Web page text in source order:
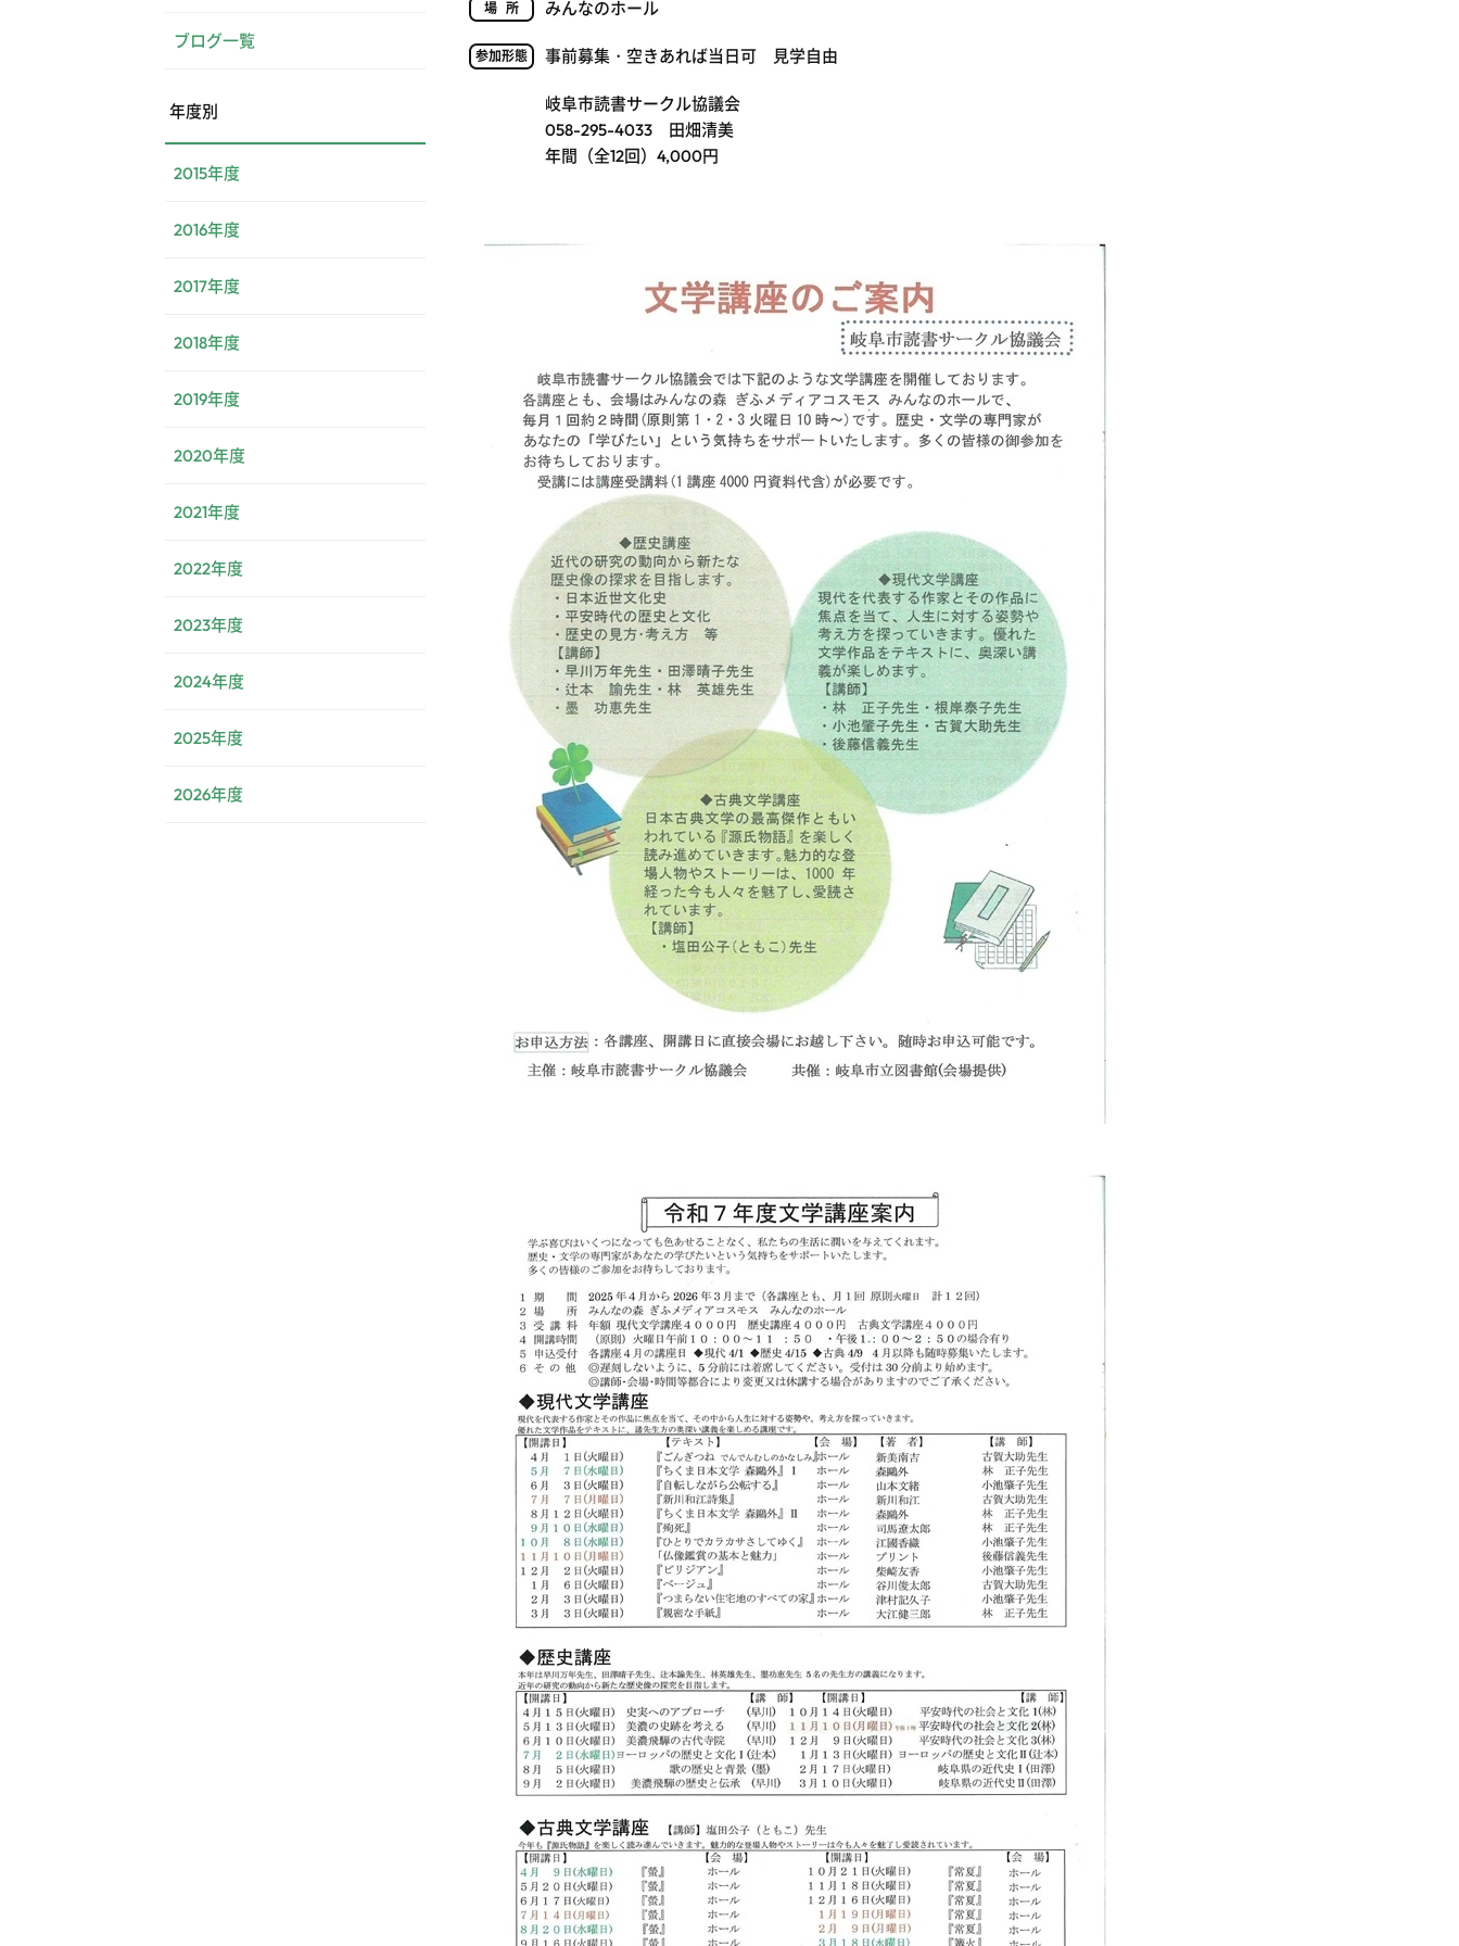
場所 みんなのホール
参加形態 事前募集・空きあれば当日可 見学自由
岐阜市読書サークル協議会
058-295-4033 田畑清美
年間（全12回）4,000円
ブログ一覧
年度別
2015年度
2016年度
2017年度
2018年度
2019年度
2020年度
2021年度
2022年度
2023年度
2024年度
2025年度
2026年度